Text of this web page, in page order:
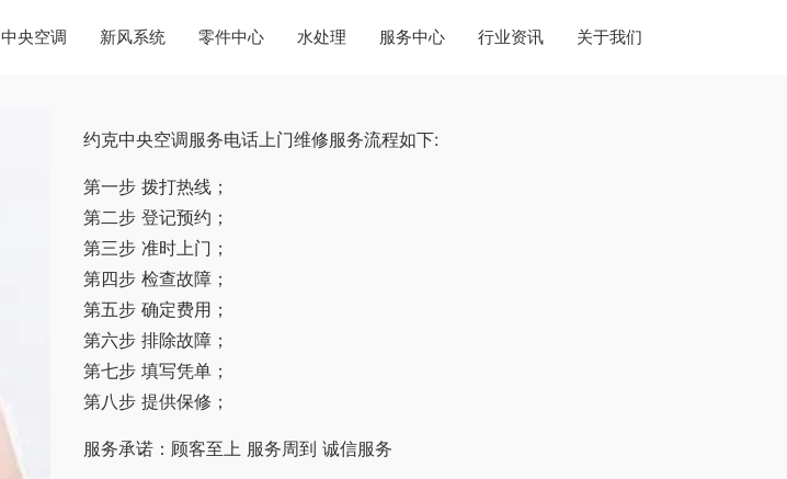
中央空调 新风系统 零件中心 水处理 服务中心 行业资讯 关于我们
约克中央空调服务电话上门维修服务流程如下:
第一步 拨打热线；
第二步 登记预约；
第三步 准时上门；
第四步 检查故障；
第五步 确定费用；
第六步 排除故障；
第七步 填写凭单；
第八步 提供保修；
服务承诺：顾客至上 服务周到 诚信服务